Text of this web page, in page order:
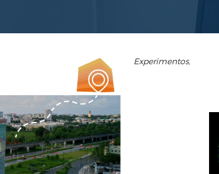
Experimentos,